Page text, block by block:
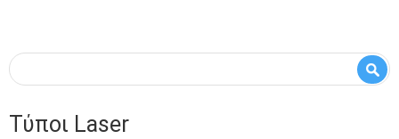
Φόρμα αναζήτησης
Αναζήτηση
Τύποι Laser